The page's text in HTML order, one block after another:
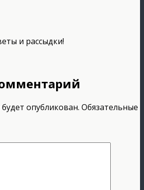
и рассыдки!
опубликован. Обязательные